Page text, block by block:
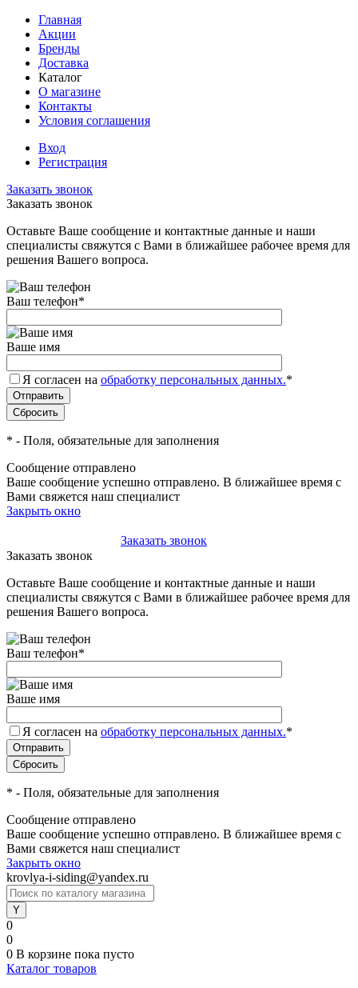
Главная
Акции
Бренды
Доставка
Каталог
О магазине
Контакты
Условия соглашения
Вход
Регистрация
Заказать звонок
Заказать звонок
Оставьте Ваше сообщение и контактные данные и наши
специалисты свяжутся с Вами в ближайшее рабочее время для
решения Вашего вопроса.
Ваш телефон*
Ваше имя
Я согласен на обработку персональных данных.*
* - Поля, обязательные для заполнения
Сообщение отправлено
Ваше сообщение успешно отправлено. В ближайшее время с
Вами свяжется наш специалист
Закрыть окно
Заказать звонок
Заказать звонок
Оставьте Ваше сообщение и контактные данные и наши
специалисты свяжутся с Вами в ближайшее рабочее время для
решения Вашего вопроса.
Ваш телефон*
Ваше имя
Я согласен на обработку персональных данных.*
* - Поля, обязательные для заполнения
Сообщение отправлено
Ваше сообщение успешно отправлено. В ближайшее время с
Вами свяжется наш специалист
Закрыть окно
krovlya-i-siding@yandex.ru
0
0
0 В корзине пока пусто
Каталог товаров